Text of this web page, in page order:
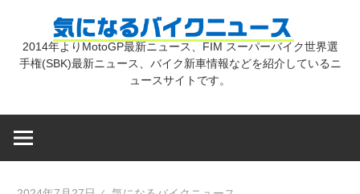
気
2014年よりMotoGP最新ニュース、FIM スーパーバイク世界選
手権(SBK)最新ニュース、バイク新車情報などを紹介しているニ
ュースサイトです。